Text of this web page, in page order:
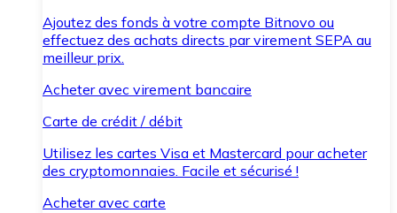
Ajoutez des fonds à votre compte Bitnovo ou
effectuez des achats directs par virement SEPA au
meilleur prix.
Acheter avec virement bancaire
Carte de crédit / débit
Utilisez les cartes Visa et Mastercard pour acheter
des cryptomonnaies. Facile et sécurisé !
Acheter avec carte